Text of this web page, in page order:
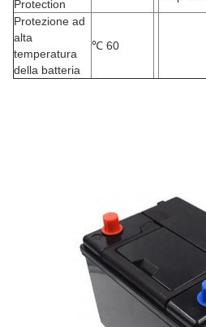
Protection
Protezione ad
alta
temperatura
della batteria
℃ 60